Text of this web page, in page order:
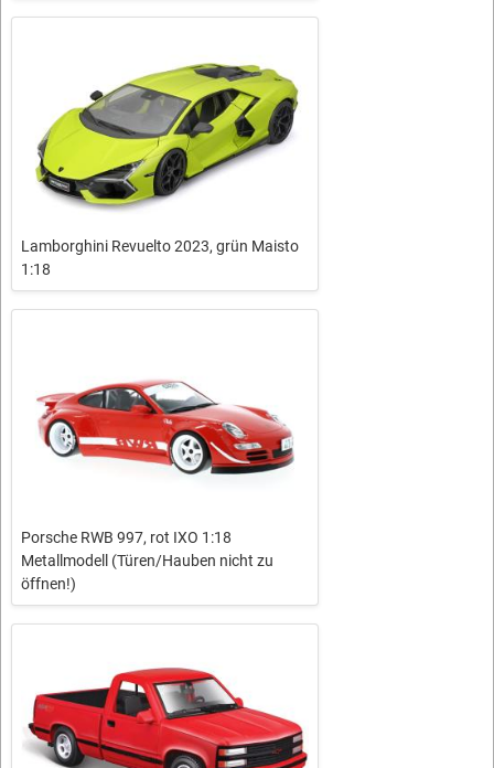
Lamborghini Revuelto 2023, grün Maisto
1:18
Porsche RWB 997, rot IXO 1:18
Metallmodell (Türen/Hauben nicht zu
öffnen!)